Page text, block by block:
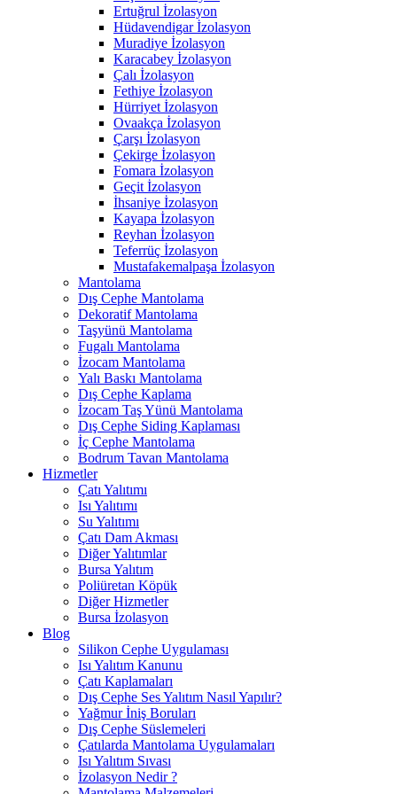
Ertuğrul İzolasyon
Hüdavendigar İzolasyon
Muradiye İzolasyon
Karacabey İzolasyon
Çalı İzolasyon
Fethiye İzolasyon
Hürriyet İzolasyon
Ovaakça İzolasyon
Çarşı İzolasyon
Çekirge İzolasyon
Fomara İzolasyon
Geçit İzolasyon
İhsaniye İzolasyon
Kayapa İzolasyon
Reyhan İzolasyon
Teferrüç İzolasyon
Mustafakemalpaşa İzolasyon
Mantolama
Dış Cephe Mantolama
Dekoratif Mantolama
Taşyünü Mantolama
Fugalı Mantolama
İzocam Mantolama
Yalı Baskı Mantolama
Dış Cephe Kaplama
İzocam Taş Yünü Mantolama
Dış Cephe Siding Kaplaması
İç Cephe Mantolama
Bodrum Tavan Mantolama
Hizmetler
Çatı Yalıtımı
Isı Yalıtımı
Su Yalıtımı
Çatı Dam Akması
Diğer Yalıtımlar
Bursa Yalıtım
Poliüretan Köpük
Diğer Hizmetler
Bursa İzolasyon
Blog
Silikon Cephe Uygulaması
Isı Yalıtım Kanunu
Çatı Kaplamaları
Dış Cephe Ses Yalıtım Nasıl Yapılır?
Yağmur İniş Boruları
Dış Cephe Süslemeleri
Çatılarda Mantolama Uygulamaları
Isı Yalıtım Sıvası
İzolasyon Nedir ?